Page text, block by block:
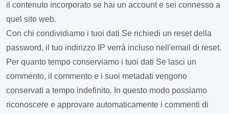
il contenuto incorporato se hai un account e sei connesso a
quel sito web.
Con chi condividiamo i tuoi dati Se richiedi un reset della
password, il tuo indirizzo IP verrà incluso nell'email di reset.
Per quanto tempo conserviamo i tuoi dati Se lasci un
commento, il commento e i suoi metadati vengono
conservati a tempo indefinito. In questo modo possiamo
riconoscere e approvare automaticamente i commenti di